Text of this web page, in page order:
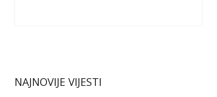
NAJNOVIJE VIJESTI